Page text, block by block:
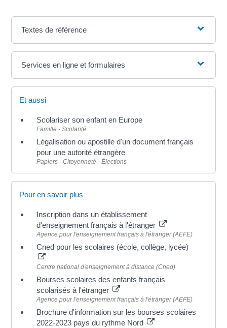
Textes de référence
Services en ligne et formulaires
Et aussi
Scolariser son enfant en Europe
Famille - Scolarité
Légalisation ou apostille d'un document français
pour une autorité étrangère
Papiers - Citoyenneté - Élections
Pour en savoir plus
Inscription dans un établissement
d'enseignement français à l'étranger
Agence pour l'enseignement français à l'étranger (AEFE)
Cned pour les scolaires (école, collège, lycée)
Centre national d'enseignement à distance (Cned)
Bourses scolaires des enfants français
scolarisés à l'étranger
Agence pour l'enseignement français à l'étranger (AEFE)
Brochure d'information sur les bourses scolaires
2022-2023 pays du rythme Nord